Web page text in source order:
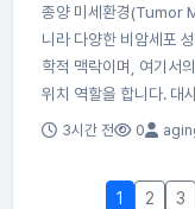
종양 미세환경(Tumor
니라 다양한 비암세포
학적 맥락이며, 여기서
위치 역할을 합니다.
3시간 전 0
1 2 3